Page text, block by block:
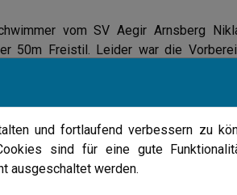
vom SV Aegir Arnsberg
50m Freistil. Leider war die
eines angebrochenen Fingers an
in der letzen Woche vor den
er dann mit einer Zeit von 0:30,82
unter diesen Bedingungen mit dem
und fortlaufend verbessern zu
sind für eine gute
ausgeschaltet werden.